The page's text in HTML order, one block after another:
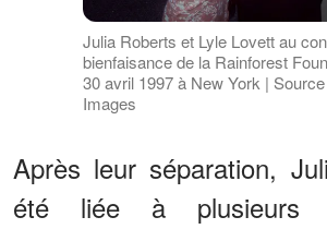
Julia Roberts et Lyle Lovett au
bienfaisance de la Rainforest
30 avril 1997 à New York |
Images
Après leur séparation,
été liée à plusieurs